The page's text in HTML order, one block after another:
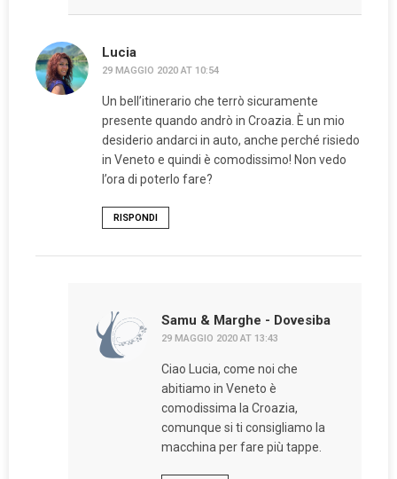
Lucia
29 MAGGIO 2020 AT 10:54
Un bell’itinerario che terrò sicuramente
presente quando andrò in Croazia. È un mio
desiderio andarci in auto, anche perché risiedo
in Veneto e quindi è comodissimo! Non vedo
l’ora di poterlo fare?
RISPONDI
Samu & Marghe - Dovesiba
29 MAGGIO 2020 AT 13:43
Ciao Lucia, come noi che
abitiamo in Veneto è
comodissima la Croazia,
comunque si ti consigliamo la
macchina per fare più tappe.